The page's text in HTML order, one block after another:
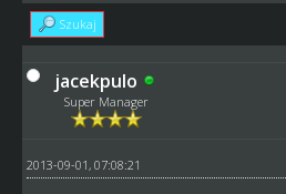
Szukaj
jacekpulo
Super Manager
2013-09-01, 07:08:21